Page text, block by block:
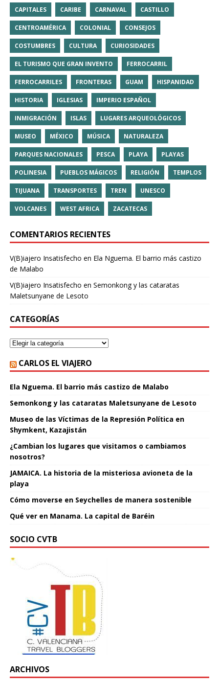
CAPITALES CARIBE CARNAVAL CASTILLO
CENTROAMÉRICA COLONIAL CONSEJOS
COSTUMBRES CULTURA CURIOSIDADES
EL TURISMO QUE GRAN INVENTO FERROCARRIL
FERROCARRILES FRONTERAS GUAM HISPANIDAD
HISTORIA IGLESIAS IMPERIO ESPAÑOL
INMIGRACIÓN ISLAS LUGARES ARQUEOLÓGICOS
MUSEO MÉXICO MÚSICA NATURALEZA
PARQUES NACIONALES PESCA PLAYA PLAYAS
POLINESIA PUEBLOS MÁGICOS RELIGIÓN TEMPLOS
TIJUANA TRANSPORTES TREN UNESCO
VOLCANES WEST AFRICA ZACATECAS
COMENTARIOS RECIENTES
V(B)iajero Insatisfecho en Ela Nguema. El barrio más castizo
de Malabo
V(B)iajero Insatisfecho en Semonkong y las cataratas
Maletsunyane de Lesoto
CATEGORÍAS
CARLOS EL VIAJERO
Ela Nguema. El barrio más castizo de Malabo
Semonkong y las cataratas Maletsunyane de Lesoto
Museo de las Víctimas de la Represión Política en
Shymkent, Kazajistán
¿Cambian los lugares que visitamos o cambiamos
nosotros?
JAMAICA. La historia de la misteriosa avioneta de la
playa
Cómo moverse en Seychelles de manera sostenible
Qué ver en Manama. La capital de Baréin
SOCIO CVTB
ARCHIVOS